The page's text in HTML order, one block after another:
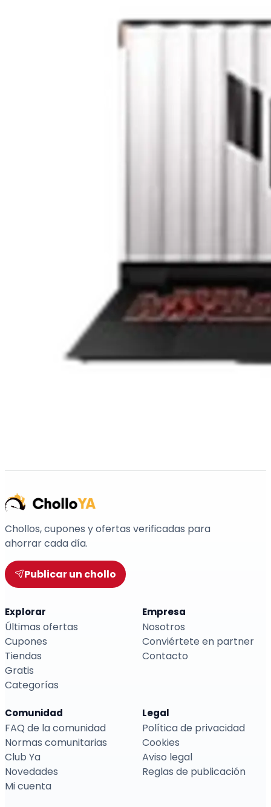
Chollos, cupones y ofertas verificadas para
ahorrar cada día.
Publicar un chollo
Explorar
Últimas ofertas
Cupones
Tiendas
Gratis
Categorías
Empresa
Nosotros
Conviértete en partner
Contacto
Comunidad
FAQ de la comunidad
Normas comunitarias
Club Ya
Novedades
Mi cuenta
Legal
Política de privacidad
Cookies
Aviso legal
Reglas de publicación